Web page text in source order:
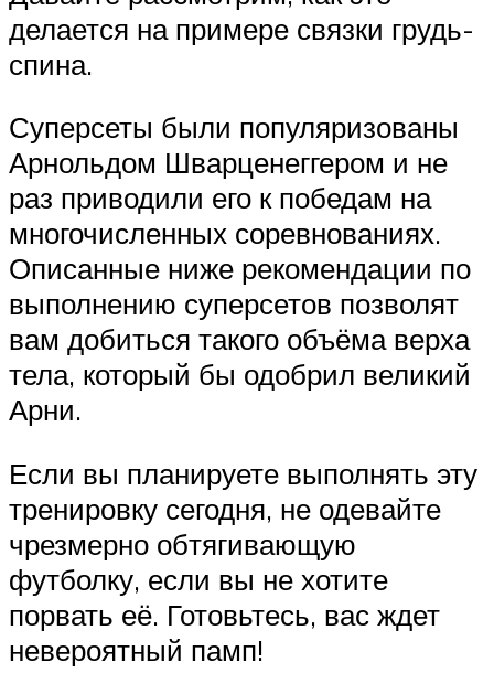
делается на примере связки грудь-
спина.
Суперсеты были популяризованы
Арнольдом Шварценеггером и не
раз приводили его к победам на
многочисленных соревнованиях.
Описанные ниже рекомендации по
выполнению суперсетов позволят
вам добиться такого объёма верха
тела, который бы одобрил великий
Арни.
Если вы планируете выполнять эту
тренировку сегодня, не одевайте
чрезмерно обтягивающую
футболку, если вы не хотите
порвать её. Готовьтесь, вас ждет
невероятный памп!